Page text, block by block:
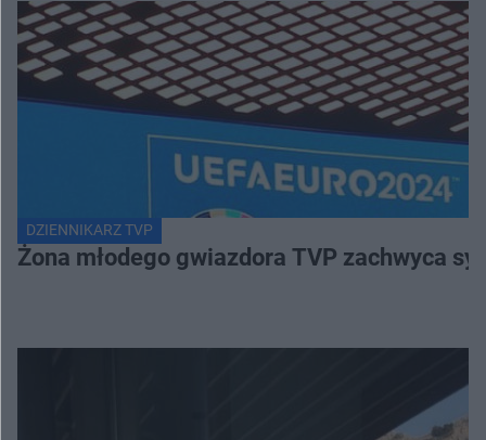
DZIENNIKARZ TVP
Żona młodego gwiazdora TVP zachwyca